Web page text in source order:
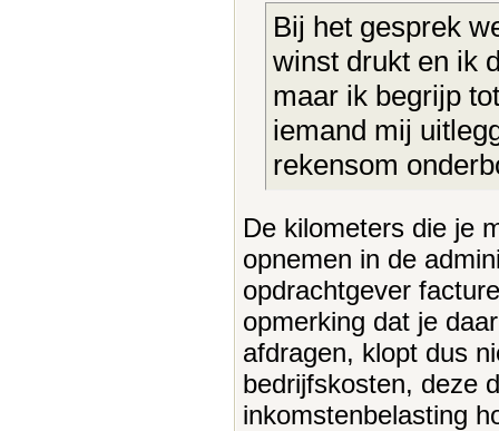
Bij het gesprek
winst drukt en ik
maar ik begrijp
iemand mij
rekensom
De kilometers die je
opnemen in de
opdrachtgever
opmerking dat je
afdragen, klopt dus
bedrijfskosten, deze
inkomstenbelasting